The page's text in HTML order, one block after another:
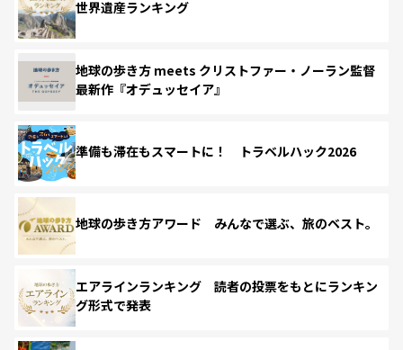
世界遺産ランキング
地球の歩き方 meets クリストファー・ノーラン監督
最新作『オデュッセイア』
準備も滞在もスマートに！ トラベルハック2026
地球の歩き方アワード みんなで選ぶ、旅のベスト。
エアラインランキング 読者の投票をもとにランキン
グ形式で発表